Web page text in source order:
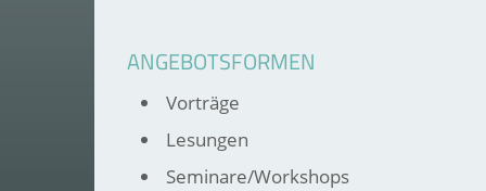
ANGEBOTSFORMEN
Vorträge
Lesungen
Seminare/Workshops